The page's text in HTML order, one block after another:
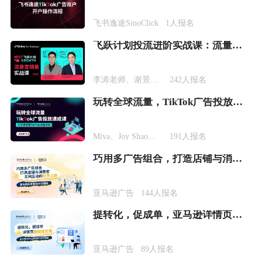
飞书逸途SinoClick 1人报名
飞跃计划投流进阶实战课：流量变销量
李涛老师 谢景鸿老师 242 人报名
玩转全球流量，TikTok广告投放速成课
Miya Joy Shao、 Tyson191 人报名
巧用多广告组合，打造店铺与消费者无间互动的旺季之旅
亚马逊广告 144人报名
提转化，促成单，亚马逊详情页基础优化课
亚马逊广告 89人报名